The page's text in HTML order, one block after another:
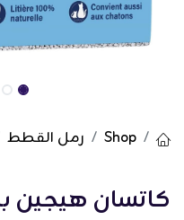
Shop رمل القطط
كاتسان هيجين بلس